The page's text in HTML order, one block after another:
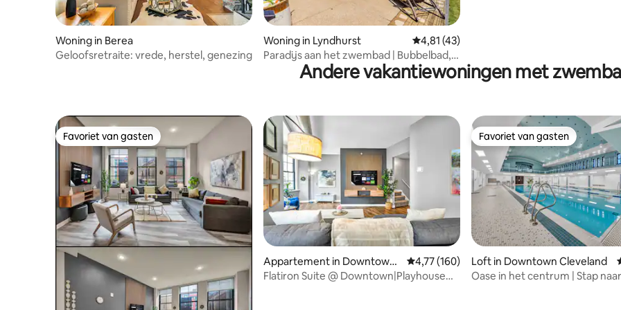
Woning in Berea
Geloofsretraite: vrede, herstel, genezing
Woning in Lyndhurst Gemiddelde beoordeling van 4,81 op 5, 43
4,81 (43)
Paradijs aan het zwembad | Bubbelbad,
tuin, speelkamer
Andere vakantiewoningen met
Favoriet van gasten
Favoriet van gasten
Appartement in Downtown
Cleveland
Gemiddelde beoordeling van 4,77 op 5, 160
4,77 (160)
Flatiron Suite @ Downtown|Playhouse
Favoriet van gasten
Favoriet van gasten
Loft in Downtown Cleveland
Oase in het centrum | Stap